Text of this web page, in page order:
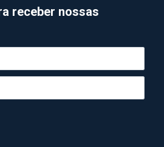
receber nossas